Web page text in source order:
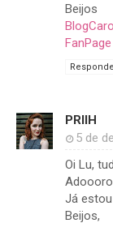
Beijos
FanPage
PRIIH
5 de
Oi Lu,
Já
Beijos,